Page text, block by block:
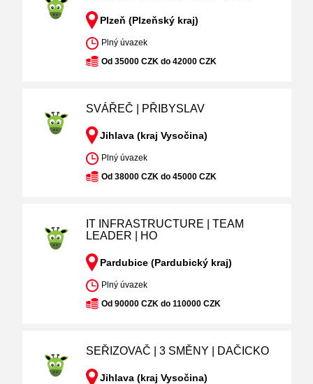
Plzeň (Plzeňský kraj)
Plný úvazek
Od 35000 CZK do 42000 CZK
SVÁŘEČ | PŘIBYSLAV
Jihlava (kraj Vysočina)
Plný úvazek
Od 38000 CZK do 45000 CZK
IT INFRASTRUCTURE | TEAM
LEADER | HO
Pardubice (Pardubický kraj)
Plný úvazek
Od 90000 CZK do 110000 CZK
SEŘIZOVAČ | 3 SMĚNY | DAČICKO
Jihlava (kraj Vysočina)